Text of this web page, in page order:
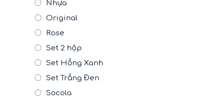
Nhựa
Original
Rose
Set 2 hộp
Set Hồng Xanh
Set Trắng Đen
Socola